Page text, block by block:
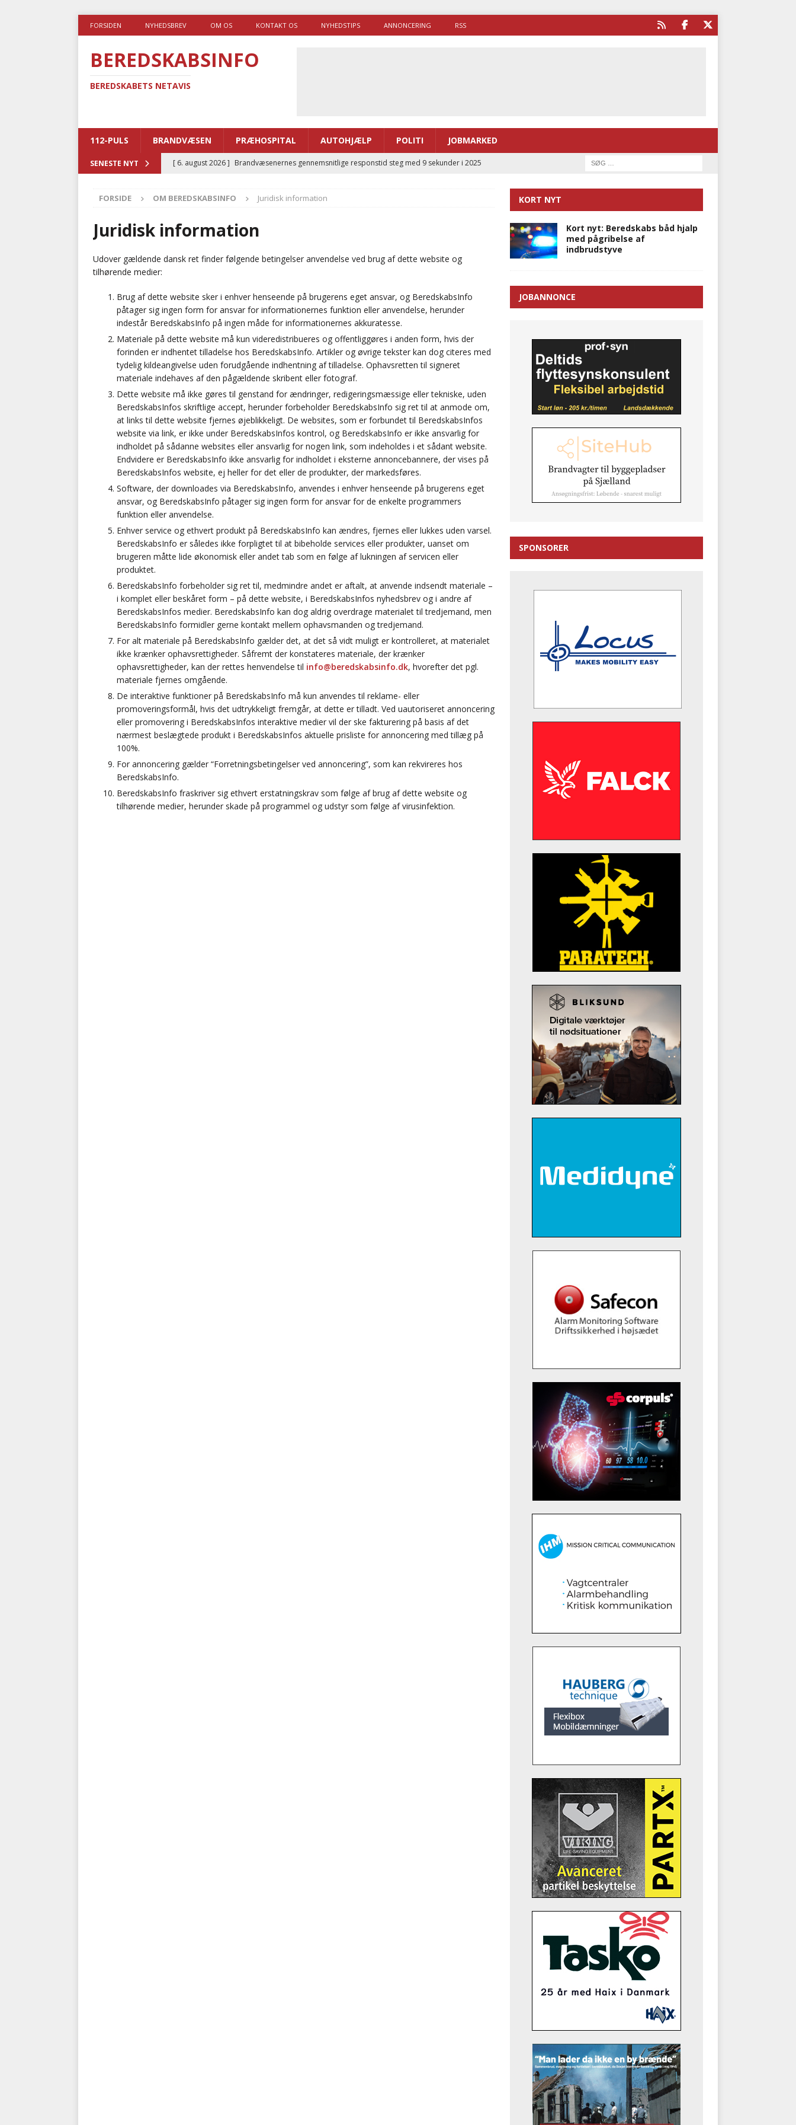
FORSIDEN NYHEDSBREV OM OS KONTAKT OS NYHEDSTIPS ANNONCERING RSS
BEREDSKABSINFO
BEREDSKABETS NETAVIS
112-PULS BRANDVÆSEN PRÆHOSPITAL AUTOHJÆLP POLITI JOBMARKED
SENESTE NYT [ 6. august 2026 ] Brandvæsenernes gennemsnitlige responstid steg med 9 sekunder i 2025
[ 5. august 2026 ] Advarer: Udløb af sygetransporttilladelser kan sende 400.000 kørsler over
i det offentlige
PRÆHOSPITAL
[ 4. august 2026 ] Brandvæsenerne brugte lidt længere tid på at komme af sted i 2025
Branche kræver at beskyttelseskøretøjer bliver lovpligtige ved arbejde i
nødsporet
AUTOHJÆLP
FORSIDE OM BEREDSKABSINFO Juridisk information
Juridisk information
Udover gældende dansk ret finder følgende betingelser anvendelse ved brug af dette website og
tilhørende medier:
Brug af dette website sker i enhver henseende på brugerens eget ansvar, og BeredskabsInfo
påtager sig ingen form for ansvar for informationernes funktion eller anvendelse, herunder
indestår BeredskabsInfo på ingen måde for informationernes akkuratesse.
Materiale på dette website må kun videredistribueres og offentliggøres i anden form, hvis der
forinden er indhentet tilladelse hos BeredskabsInfo. Artikler og øvrige tekster kan dog citeres med
tydelig kildeangivelse uden forudgående indhentning af tilladelse. Ophavsretten til signeret
materiale indehaves af den pågældende skribent eller fotograf.
Dette website må ikke gøres til genstand for ændringer, redigeringsmæssige eller tekniske, uden
BeredskabsInfos skriftlige accept, herunder forbeholder BeredskabsInfo sig ret til at anmode om,
at links til dette website fjernes øjeblikkeligt. De websites, som er forbundet til BeredskabsInfos
website via link, er ikke under BeredskabsInfos kontrol, og BeredskabsInfo er ikke ansvarlig for
indholdet på sådanne websites eller ansvarlig for nogen link, som indeholdes i et sådant website.
Endvidere er BeredskabsInfo ikke ansvarlig for indholdet i eksterne annoncebannere, der vises på
BeredskabsInfos website, ej heller for det eller de produkter, der markedsføres.
Software, der downloades via BeredskabsInfo, anvendes i enhver henseende på brugerens eget
ansvar, og BeredskabsInfo påtager sig ingen form for ansvar for de enkelte programmers
funktion eller anvendelse.
Enhver service og ethvert produkt på BeredskabsInfo kan ændres, fjernes eller lukkes uden varsel.
BeredskabsInfo er således ikke forpligtet til at bibeholde services eller produkter, uanset om
brugeren måtte lide økonomisk eller andet tab som en følge af lukningen af servicen eller
produktet.
BeredskabsInfo forbeholder sig ret til, medmindre andet er aftalt, at anvende indsendt materiale –
i komplet eller beskåret form – på dette website, i BeredskabsInfos nyhedsbrev og i andre af
BeredskabsInfos medier. BeredskabsInfo kan dog aldrig overdrage materialet til tredjemand, men
BeredskabsInfo formidler gerne kontakt mellem ophavsmanden og tredjemand.
For alt materiale på BeredskabsInfo gælder det, at det så vidt muligt er kontrolleret, at materialet
ikke krænker ophavsrettigheder. Såfremt der konstateres materiale, der krænker
ophavsrettigheder, kan der rettes henvendelse til info@beredskabsinfo.dk, hvorefter det pgl.
materiale fjernes omgående.
De interaktive funktioner på BeredskabsInfo må kun anvendes til reklame- eller
promoveringsformål, hvis det udtrykkeligt fremgår, at dette er tilladt. Ved uautoriseret annoncering
eller promovering i BeredskabsInfos interaktive medier vil der ske fakturering på basis af det
nærmest beslægtede produkt i BeredskabsInfos aktuelle prisliste for annoncering med tillæg på
100%.
For annoncering gælder “Forretningsbetingelser ved annoncering”, som kan rekvireres hos
BeredskabsInfo.
BeredskabsInfo fraskriver sig ethvert erstatningskrav som følge af brug af dette website og
tilhørende medier, herunder skade på programmel og udstyr som følge af virusinfektion.
KORT NYT
Kort nyt: Beredskabs båd hjalp
med pågribelse af
indbrudstyve
JOBANNONCE
SPONSORER